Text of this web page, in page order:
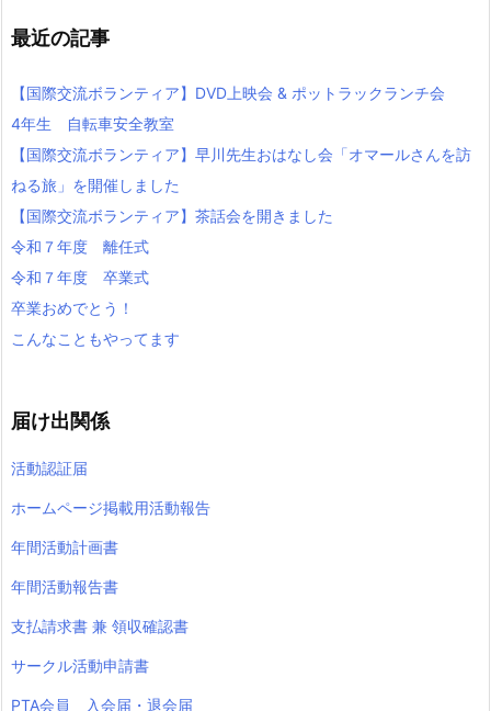
最近の記事
【国際交流ボランティア】DVD上映会 & ポットラックランチ会
4年生 自転車安全教室
【国際交流ボランティア】早川先生おはなし会「オマールさんを訪
ねる旅」を開催しました
【国際交流ボランティア】茶話会を開きました
令和７年度 離任式
令和７年度 卒業式
卒業おめでとう！
こんなこともやってます
届け出関係
活動認証届
ホームページ掲載用活動報告
年間活動計画書
年間活動報告書
支払請求書 兼 領収確認書
サークル活動申請書
PTA会員 入会届・退会届